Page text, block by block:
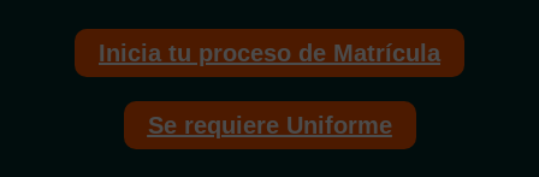
Inicia tu proceso de Matrícula
Se requiere Uniforme